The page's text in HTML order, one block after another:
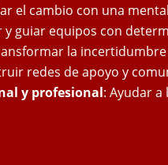
el cambio con una
y guiar equipos con
la
redes de apoyo y
y profesional: Ayudar